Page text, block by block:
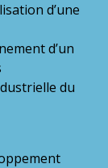
d’une
d’un
du